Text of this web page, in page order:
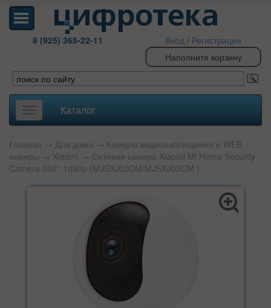
8 (925) 365-22-11 Вход / Регистрация
Наполните корзину
Toggle
navigation
Каталог
Главная → Для дома → Камеры видеонаблюдения и WEB
камеры → Xiaomi → Сетевая камера Xiaomi Mi Home Security
Camera 360° 1080p (MJSXJ02CM/MJSXJ05CM )